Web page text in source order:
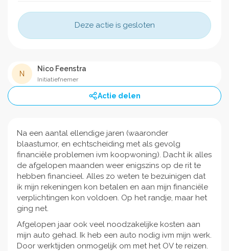
Deze actie is gesloten
N
Nico Feenstra
Initiatiefnemer
Actie delen
Na een aantal ellendige jaren (waaronder
blaastumor, en echtscheiding met als gevolg
financiële problemen ivm koopwoning). Dacht ik alles
de afgelopen maanden weer enigszins op de rit te
hebben financieel. Alles zo weten te bezuinigen dat
ik mijn rekeningen kon betalen en aan mijn financiële
verplichtingen kon voldoen. Op het randje, maar het
ging net.
Afgelopen jaar ook veel noodzakelijke kosten aan
mijn auto gehad. Ik heb een auto nodig ivm mijn werk.
Door werktijden onmogelijk om met het OV te reizen.